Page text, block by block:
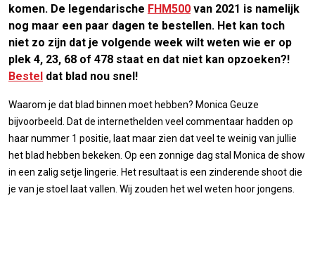
komen. De legendarische FHM500 van 2021 is namelijk
nog maar een paar dagen te bestellen. Het kan toch
niet zo zijn dat je volgende week wilt weten wie er op
plek 4, 23, 68 of 478 staat en dat niet kan opzoeken?!
Bestel dat blad nou snel!
Waarom je dat blad binnen moet hebben? Monica Geuze
bijvoorbeeld. Dat de internethelden veel commentaar hadden op
haar nummer 1 positie, laat maar zien dat veel te weinig van jullie
het blad hebben bekeken. Op een zonnige dag stal Monica de show
in een zalig setje lingerie. Het resultaat is een zinderende shoot die
je van je stoel laat vallen. Wij zouden het wel weten hoor jongens.